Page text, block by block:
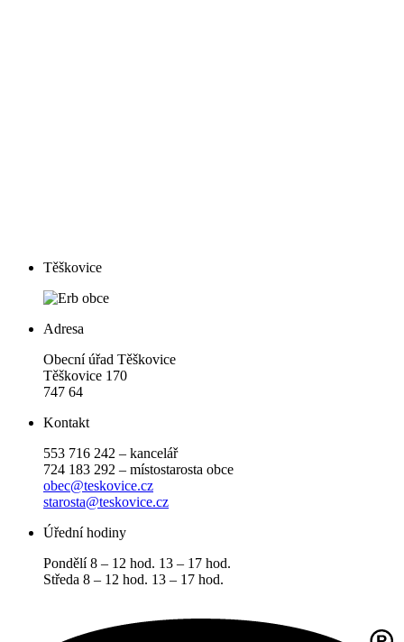
Těškovice
Adresa
Obecní úřad Těškovice
Těškovice 170
747 64
Kontakt
553 716 242 – kancelář
724 183 292 – místostarosta obce
obec@teskovice.cz
starosta@teskovice.cz
Úřední hodiny
Pondělí 8 – 12 hod. 13 – 17 hod.
Středa 8 – 12 hod. 13 – 17 hod.